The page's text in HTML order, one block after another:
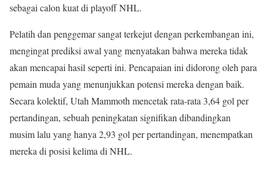
sebagai calon kuat di playoff NHL.
Pelatih dan penggemar sangat terkejut dengan perkembangan ini,
mengingat prediksi awal yang menyatakan bahwa mereka tidak
akan mencapai hasil seperti ini. Pencapaian ini didorong oleh para
pemain muda yang menunjukkan potensi mereka dengan baik.
Secara kolektif, Utah Mammoth mencetak rata-rata 3,64 gol per
pertandingan, sebuah peningkatan signifikan dibandingkan
musim lalu yang hanya 2,93 gol per pertandingan, menempatkan
mereka di posisi kelima di NHL.